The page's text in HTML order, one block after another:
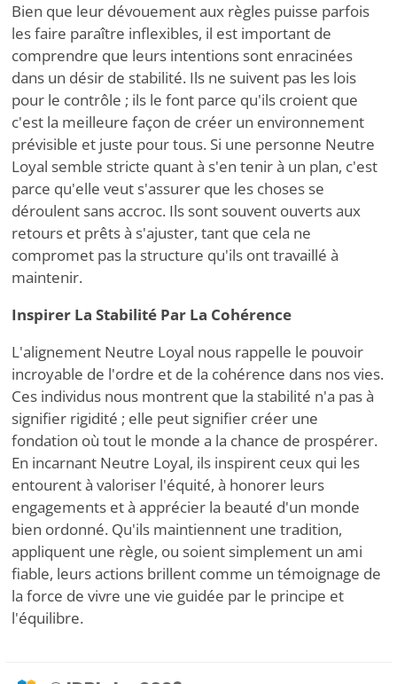
Bien que leur dévouement aux règles puisse parfois
les faire paraître inflexibles, il est important de
comprendre que leurs intentions sont enracinées
dans un désir de stabilité. Ils ne suivent pas les lois
pour le contrôle ; ils le font parce qu'ils croient que
c'est la meilleure façon de créer un environnement
prévisible et juste pour tous. Si une personne Neutre
Loyal semble stricte quant à s'en tenir à un plan, c'est
parce qu'elle veut s'assurer que les choses se
déroulent sans accroc. Ils sont souvent ouverts aux
retours et prêts à s'ajuster, tant que cela ne
compromet pas la structure qu'ils ont travaillé à
maintenir.
Inspirer La Stabilité Par La Cohérence
L'alignement Neutre Loyal nous rappelle le pouvoir
incroyable de l'ordre et de la cohérence dans nos vies.
Ces individus nous montrent que la stabilité n'a pas à
signifier rigidité ; elle peut signifier créer une
fondation où tout le monde a la chance de prospérer.
En incarnant Neutre Loyal, ils inspirent ceux qui les
entourent à valoriser l'équité, à honorer leurs
engagements et à apprécier la beauté d'un monde
bien ordonné. Qu'ils maintiennent une tradition,
appliquent une règle, ou soient simplement un ami
fiable, leurs actions brillent comme un témoignage de
la force de vivre une vie guidée par le principe et
l'équilibre.